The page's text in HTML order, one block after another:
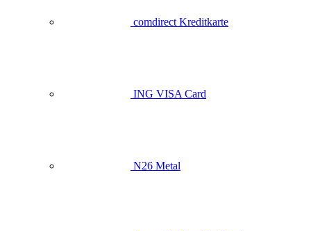
comdirect Kreditkarte
ING VISA Card
N26 Metal